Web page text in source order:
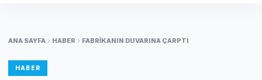
ANA SAYFA HABER FABRIKANIN DUVARINA ÇARPTI
HABER